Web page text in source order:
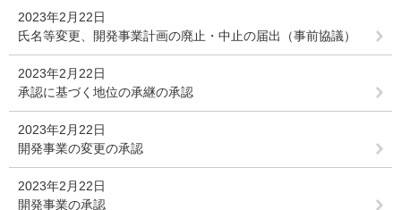
2023年2月22日
氏名等変更、開発事業計画の廃止・中止の届出（事前協議）
2023年2月22日
承認に基づく地位の承継の承認
2023年2月22日
開発事業の変更の承認
2023年2月22日
開発事業の承認